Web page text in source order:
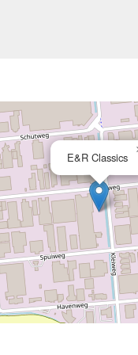
E&R Classics